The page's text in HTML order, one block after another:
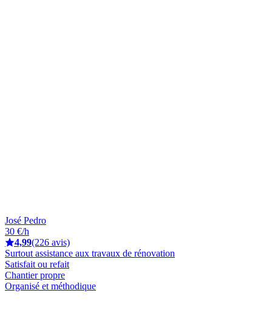
José Pedro
30 €/h
4,99(226 avis)
Surtout assistance aux travaux de rénovation
Satisfait ou refait
Chantier propre
Organisé et méthodique